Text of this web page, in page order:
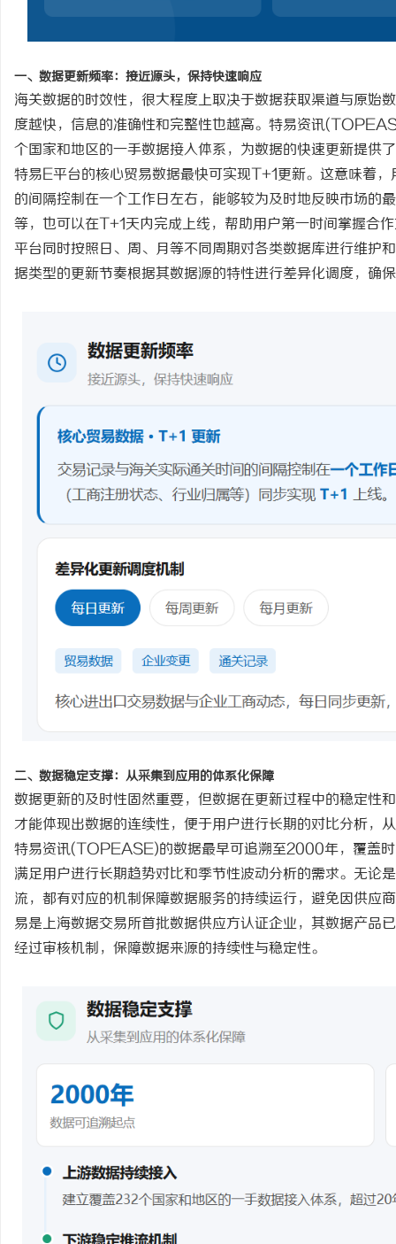
一、数据更新频率：接近源头，保持快速响应
海关数据的时效性，很大程度上取决于数据获取渠道与原始
度越快，信息的准确性和完整性也越高。 特易资讯
个国家和地区的一手数据接入体系，为数据的快速更新提供
特易E平台的核心贸易数据最快可实现T+1更新。这意味着
的间隔控制在一个工作日左右，能够较为及时地反映市场的
等，也可以在T+1天内完成上线，帮助用户第一时间掌握合
平台同时按照日、周、月等不同周期对各类数据库进行维护
据类型的更新节奏根据其数据源的特性进行差异化调度，确
二、数据稳定支撑：从采集到应用的体系化保障
数据更新的及时性固然重要，但数据在更新过程中的稳定性
才能体现出数据的连续性，便于用户进行长期的对比分析，
特易资讯(TOPEASE)的数据最早可追溯至2000年，覆盖时
满足用户进行长期趋势对比和季节性波动分析的需求。无论
流，都有对应的机制保障数据服务的持续运行，避免因供应
易是上海数据交易所首批数据供应方认证企业，其数据产品
经过审核机制，保障数据来源的持续性与稳定性。